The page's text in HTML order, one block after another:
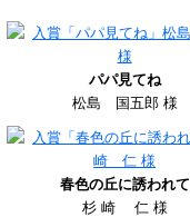
パパ見てね
松島 国五郎 様
春色の丘に誘われて
杉 崎 仁 様